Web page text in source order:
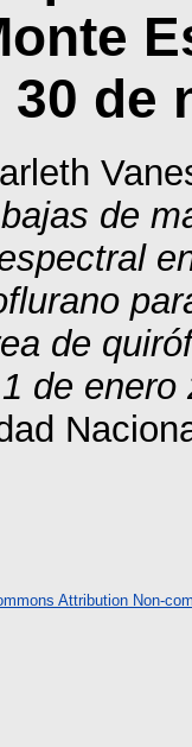
30 de
de
de
de
Attribution Non-